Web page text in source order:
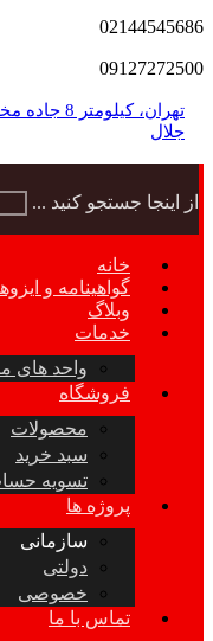
02144545686
09127272500
تهران،
جلال
از اینجا جستجو کنید ...
خانه
گواهینامه و
وبلاگ
خدمات
واحد های
فروشگاه
محصولات
سبد خرید
تسویه
پروژه ها
سازمانی
دولتی
خصوصی
تماس با ما